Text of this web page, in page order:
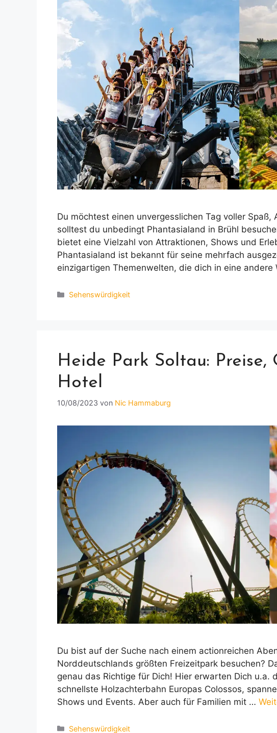
Du möchtest einen unvergesslichen Tag voller
solltest du unbedingt Phantasialand in Brühl
bietet eine Vielzahl von Attraktionen, Shows und
Phantasialand ist bekannt für seine mehrfach
einzigartigen Themenwelten, die dich in eine
Kategorien
Sehenswürdigkeit
Heide Park Soltau: Preise,
Hotel
10/08/2023 von Nic Hammaburg
Du bist auf der Suche nach einem actionreichen
Norddeutschlands größten Freizeitpark besuchen?
genau das Richtige für Dich! Hier erwarten Dich u.a.
schnellste Holzachterbahn Europas Colossos,
Shows und Events. Aber auch für Familien mit …
Kategorien
Sehenswürdigkeit